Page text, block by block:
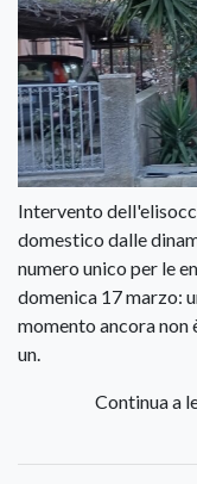
Intervento
domestico dalle
numero unico per le
domenica 17 marzo:
momento ancora non
un.
Continua a